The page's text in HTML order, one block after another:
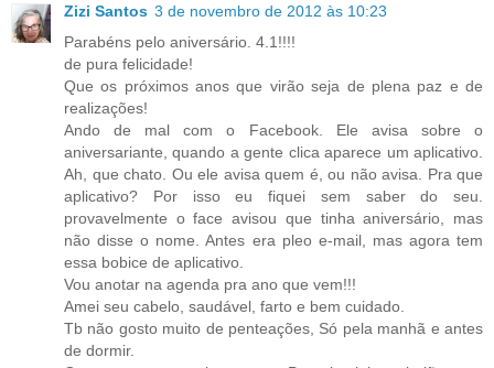
Zizi Santos 3 de novembro de 2012 às 10:23
Parabéns pelo aniversário. 4.1!!!!
de pura felicidade!
Que os próximos anos que virão seja de plena paz e de
realizações!
Ando de mal com o Facebook. Ele avisa sobre o
aniversariante, quando a gente clica aparece um aplicativo.
Ah, que chato. Ou ele avisa quem é, ou não avisa. Pra que
aplicativo? Por isso eu fiquei sem saber do seu.
provavelmente o face avisou que tinha aniversário, mas
não disse o nome. Antes era pleo e-mail, mas agora tem
essa bobice de aplicativo.
Vou anotar na agenda pra ano que vem!!!
Amei seu cabelo, saudável, farto e bem cuidado.
Tb não gosto muito de penteações, Só pela manhã e antes
de dormir.